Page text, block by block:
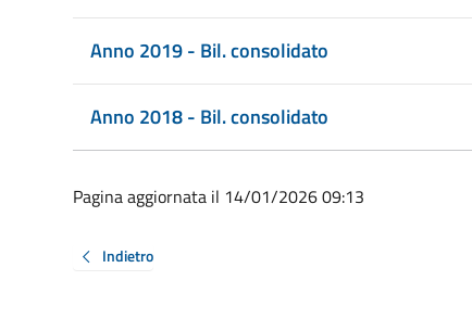
Anno 2019 - Bil. consolidato
Anno 2018 - Bil. consolidato
Pagina aggiornata il 14/01/2026 09:13
Indietro